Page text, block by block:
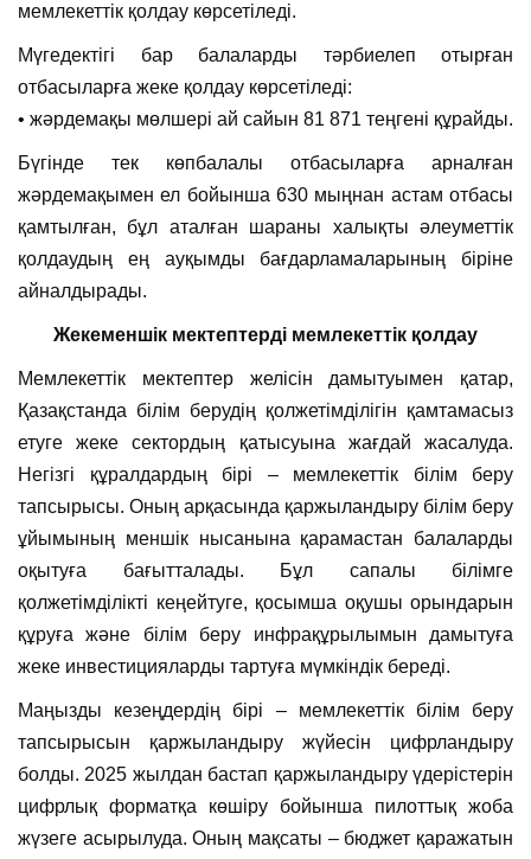
мемлекеттік қолдау көрсетіледі.
Мүгедектігі бар балаларды тәрбиелеп отырған
отбасыларға жеке қолдау көрсетіледі:
• жәрдемақы мөлшері ай сайын 81 871 теңгені құрайды.
Бүгінде тек көпбалалы отбасыларға арналған
жәрдемақымен ел бойынша 630 мыңнан астам отбасы
қамтылған, бұл аталған шараны халықты әлеуметтік
қолдаудың ең ауқымды бағдарламаларының біріне
айналдырады.
Жекеменшік мектептерді мемлекеттік қолдау
Мемлекеттік мектептер желісін дамытуымен қатар,
Қазақстанда білім берудің қолжетімділігін қамтамасыз
етуге жеке сектордың қатысуына жағдай жасалуда.
Негізгі құралдардың бірі – мемлекеттік білім беру
тапсырысы. Оның арқасында қаржыландыру білім беру
ұйымының меншік нысанына қарамастан балаларды
оқытуға бағытталады. Бұл сапалы білімге
қолжетімділікті кеңейтуге, қосымша оқушы орындарын
құруға және білім беру инфрақұрылымын дамытуға
жеке инвестицияларды тартуға мүмкіндік береді.
Маңызды кезеңдердің бірі – мемлекеттік білім беру
тапсырысын қаржыландыру жүйесін цифрландыру
болды. 2025 жылдан бастап қаржыландыру үдерістерін
цифрлық форматқа көшіру бойынша пилоттық жоба
жүзеге асырылуда. Оның мақсаты – бюджет қаражатын